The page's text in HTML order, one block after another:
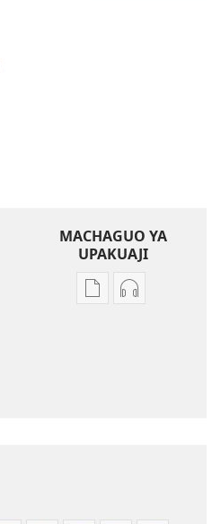
MACHAGUO YA
UPAKUAJI
MbinuMbinu